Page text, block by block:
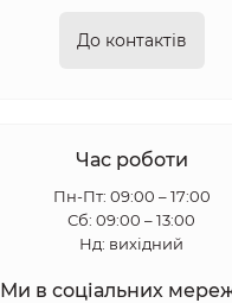
До контактів
Час роботи
Пн-Пт: 09:00 – 17:00
Сб: 09:00 – 13:00
Нд: вихідний
Ми в соціальних